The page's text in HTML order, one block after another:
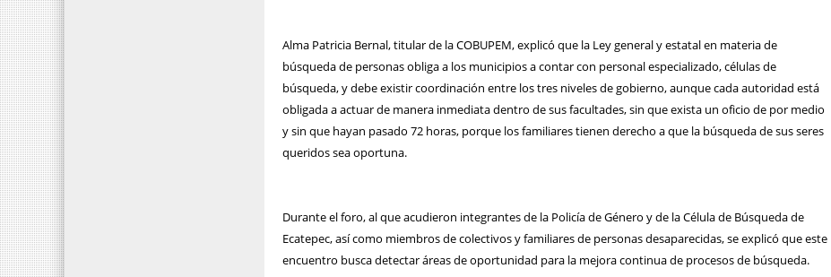
Alma Patricia Bernal, titular de la COBUPEM, explicó que la Ley general y estatal en materia de
búsqueda de personas obliga a los municipios a contar con personal especializado, células de
búsqueda, y debe existir coordinación entre los tres niveles de gobierno, aunque cada autoridad está
obligada a actuar de manera inmediata dentro de sus facultades, sin que exista un oficio de por medio
y sin que hayan pasado 72 horas, porque los familiares tienen derecho a que la búsqueda de sus seres
queridos sea oportuna.
Durante el foro, al que acudieron integrantes de la Policía de Género y de la Célula de Búsqueda de
Ecatepec, así como miembros de colectivos y familiares de personas desaparecidas, se explicó que este
encuentro busca detectar áreas de oportunidad para la mejora continua de procesos de búsqueda.